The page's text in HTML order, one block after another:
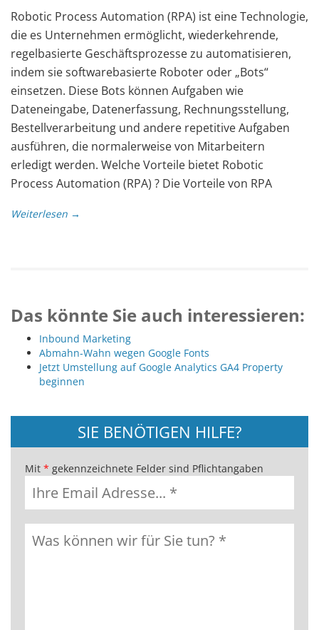
Robotic Process Automation (RPA) ist eine Technologie,
die es Unternehmen ermöglicht, wiederkehrende,
regelbasierte Geschäftsprozesse zu automatisieren,
indem sie softwarebasierte Roboter oder „Bots“
einsetzen. Diese Bots können Aufgaben wie
Dateneingabe, Datenerfassung, Rechnungsstellung,
Bestellverarbeitung und andere repetitive Aufgaben
ausführen, die normalerweise von Mitarbeitern
erledigt werden. Welche Vorteile bietet Robotic
Process Automation (RPA) ? Die Vorteile von RPA
Weiterlesen →
Das könnte Sie auch interessieren:
Inbound Marketing
Abmahn-Wahn wegen Google Fonts
Jetzt Umstellung auf Google Analytics GA4 Property
beginnen
SIE BENÖTIGEN HILFE?
Mit * gekennzeichnete Felder sind Pflichtangaben